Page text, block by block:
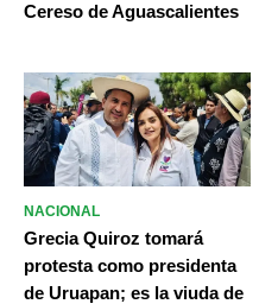
Cereso de Aguascalientes
NACIONAL
Grecia Quiroz tomará
protesta como presidenta
de Uruapan; es la viuda de